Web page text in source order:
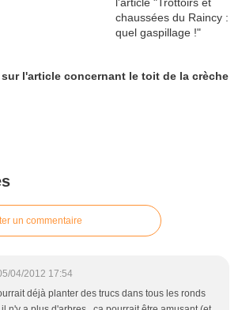
l'article concernant le toit de la crèche
un commentaire
04/2012 17:54
déjà planter des trucs dans tous les ronds